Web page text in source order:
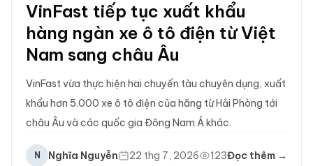
VinFast tiếp tục xuất khẩu
hàng ngàn xe ô tô điện từ Việt
Nam sang châu Âu
VinFast vừa thực hiện hai chuyến tàu chuyên dụng, xuất
khẩu hơn 5.000 xe ô tô điện của hãng từ Hải Phòng tới
châu Âu và các quốc gia Đông Nam Á khác.
N Nghĩa Nguyễn 22 thg 7, 2026 123Đọc thêm →